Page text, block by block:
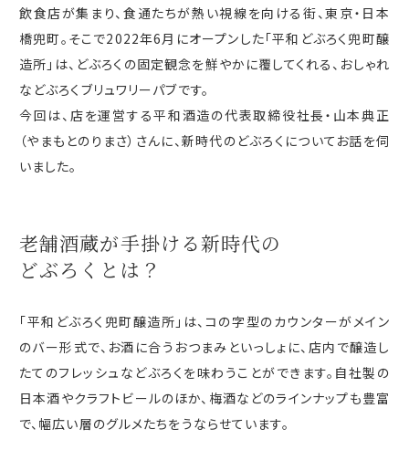
飲食店が集まり、食通たちが熱い視線を向ける街、東京・日本
橋兜町。そこで2022年6月にオープンした「平和 どぶろく兜町醸
造所」は、どぶろくの固定観念を鮮やかに覆してくれる、おしゃれ
などぶろくブリュワリーパブです。
今回は、店を運営する平和酒造の代表取締役社長・山本典正
（やまもとのりまさ）さんに、新時代のどぶろくについてお話を伺
いました。
老舗酒蔵が手掛ける新時代の
どぶろくとは？
「平和 どぶろく兜町醸造所」は、コの字型のカウンターがメイン
のバー形式で、お酒に合うおつまみといっしょに、店内で醸造し
たてのフレッシュなどぶろくを味わうことができます。自社製の
日本酒やクラフトビールのほか、梅酒などのラインナップも豊富
で、幅広い層のグルメたちをうならせています。